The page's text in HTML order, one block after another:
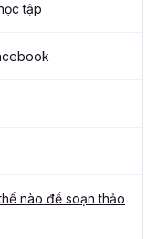
tập
nào để soạn thảo